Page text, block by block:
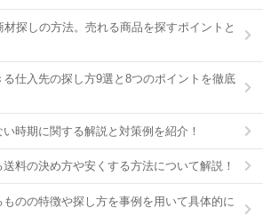
探しの方法。売れる商品を探すポイントと
る仕入先の探し方9選と8つのポイントを徹底
時期に関する解説と対策例を紹介！
料の決め方や安くする方法について解説！
のの特徴や探し方を事例を用いて具体的に